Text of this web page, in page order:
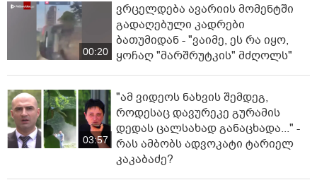
00:20
ვრცელდება ავარიის მომენტში
გადაღებული კადრები
ბათუმიდან - "ვაიმე, ეს რა იყო,
ყოჩაღ "მარშრუტკის" მძღოლს"
03:57
"ამ ვიდეოს ნახვის შემდეგ,
როდესაც დავურეკე გურამის
დედას ცალსახად განაცხადა..." -
რას ამბობს ადვოკატი ტარიელ
კაკაბაძე?